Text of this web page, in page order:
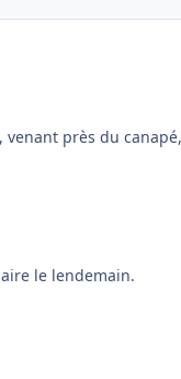
près du
le lendemain.